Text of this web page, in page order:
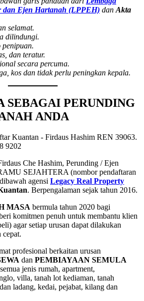
dan Ejen Hartanah (LPPEH) dan Akta
selamat.
dilindungi.
dan teratur.
secara percuma.
kos dan tidak perlu peningkan kepala.
SEBAGAI PERUNDING
ANDA
Che Hashim, Perunding / Ejen
SEJAHTERA (nombor pendaftaran
agensi Legacy Real Property
. Berpengalaman sejak tahun 2016.
MASA bermula tahun 2020 bagi
komitmen penuh untuk membantu klien
agar setiap urusan dapat dilakukan
cepat.
profesional berkaitan urusan
dan PEMBIAYAAN SEMULA
jenis rumah, apartment,
villa, tanah lot kediaman, tanah
ladang, kedai, pejabat, kilang dan